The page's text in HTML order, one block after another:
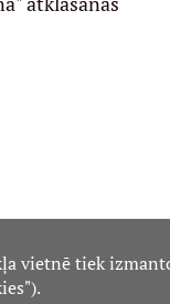
vietnē tiek